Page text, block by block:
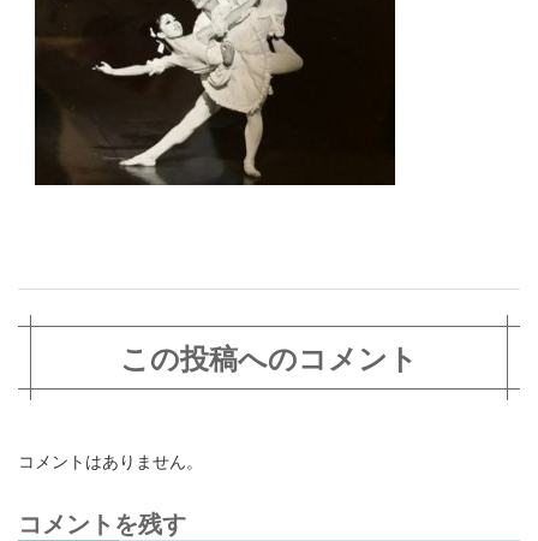
この投稿へのコメント
コメントはありません。
コメントを残す